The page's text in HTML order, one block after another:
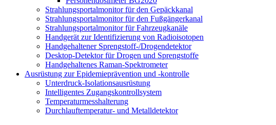
Strahlungsportalmonitor für den Gepäckkanal
Strahlungsportalmonitor für den Fußgängerkanal
Strahlungsportalmonitor für Fahrzeugkanäle
Handgerät zur Identifizierung von Radioisotopen
Handgehaltener Sprengstoff-/Drogendetektor
Desktop-Detektor für Drogen und Sprengstoffe
Handgehaltenes Raman-Spektrometer
Ausrüstung zur Epidemieprävention und -kontrolle
Unterdruck-Isolationsausrüstung
Intelligentes Zugangskontrollsystem
Temperaturmesshalterung
Durchlauftemperatur- und Metalldetektor